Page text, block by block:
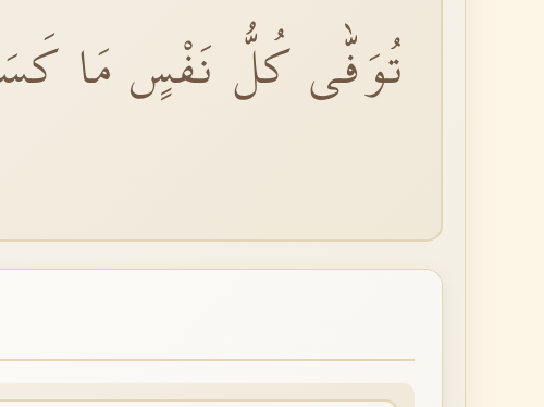
تُوَفّٰى كُلُّ نَفْسٍ مَا